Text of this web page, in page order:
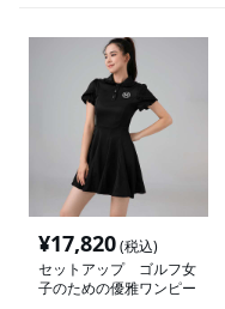
¥17,820(税込)
セットアップ ゴルフ女
子のための優雅ワンピー